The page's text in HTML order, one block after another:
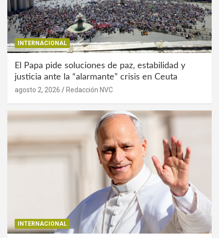
INTERNACIONAL
El Papa pide soluciones de paz, estabilidad y
justicia ante la “alarmante” crisis en Ceuta
agosto 2, 2026 Redacción NVC
INTERNACIONAL